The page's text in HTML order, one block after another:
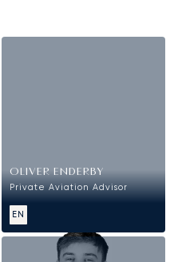
OLIVER ENDERBY
Private Aviation Advisor
EN